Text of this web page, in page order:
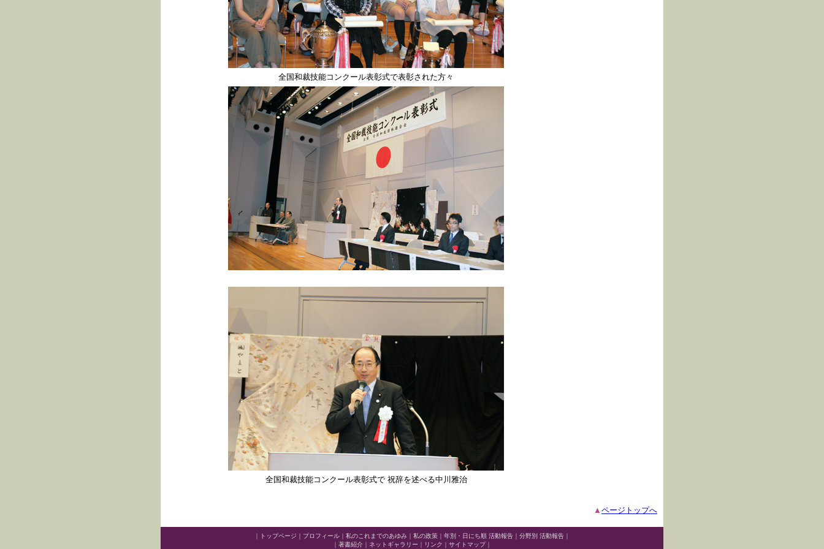
全国和裁技能コンクール表彰式で表彰された方々
全国和裁技能コンクール表彰式で 祝辞を述べる中川雅治
▲ ページトップへ
｜ トップページ ｜ プロフィール ｜ 私のこれまでのあゆみ ｜ 私の政策 ｜ 年別・日にち順 活動報告 ｜ 分野別 活動報告 ｜
｜ 著書紹介 ｜ ネットギャラリー ｜ リンク ｜ サイトマップ｜